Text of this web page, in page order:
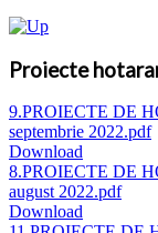
Proiecte
9.PROIECTE DE
septembrie 2022.pdf
Download
8.PROIECTE DE
august 2022.pdf
Download